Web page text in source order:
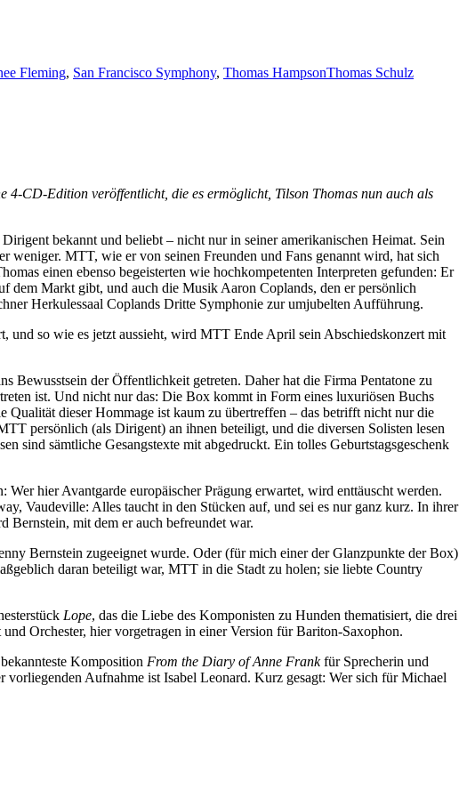
Fleming, San Francisco Symphony, Thomas HampsonThomas Schulz
4-CD-Edition veröffentlicht, die es ermöglicht, Tilson Thomas nun auch als
bekannt und beliebt – nicht nur in seiner amerikanischen Heimat. Sein
weniger. MTT, wie er von seinen Freunden und Fans genannt wird, hat sich
einen ebenso begeisterten wie hochkompetenten Interpreten gefunden: Er
dem Markt gibt, und auch die Musik Aaron Coplands, den er persönlich
Herkulessaal Coplands Dritte Symphonie zur umjubelten Aufführung.
und so wie es jetzt aussieht, wird MTT Ende April sein Abschiedskonzert mit
Bewusstsein der Öffentlichkeit getreten. Daher hat die Firma Pentatone zu
ist. Und nicht nur das: Die Box kommt in Form eines luxuriösen Buchs
dieser Hommage ist kaum zu übertreffen – das betrifft nicht nur die
persönlich (als Dirigent) an ihnen beteiligt, und die diversen Solisten lesen
sind sämtliche Gesangstexte mit abgedruckt. Ein tolles Geburtstagsgeschenk
hier Avantgarde europäischer Prägung erwartet, wird enttäuscht werden.
Vaudeville: Alles taucht in den Stücken auf, und sei es nur ganz kurz. In ihrer
Bernstein, mit dem er auch befreundet war.
Bernstein zugeeignet wurde. Oder (für mich einer der Glanzpunkte der Box)
daran beteiligt war, MTT in die Stadt zu holen; sie liebte Country
Lope, das die Liebe des Komponisten zu Hunden thematisiert, die drei
Orchester, hier vorgetragen in einer Version für Bariton-Saxophon.
Komposition From the Diary of Anne Frankfür Sprecherin und
Aufnahme ist Isabel Leonard. Kurz gesagt: Wer sich für Michael